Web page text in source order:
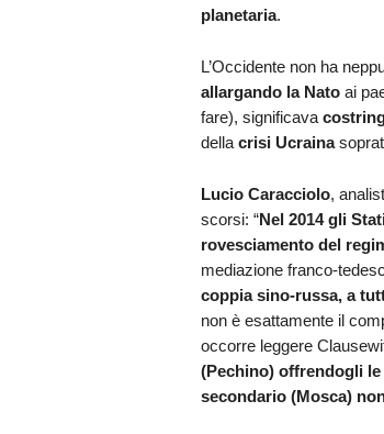
planetaria.
L’Occidente non ha
allargando la Natoai
fare), significava
della crisi Ucraina
Lucio Caracciolo,
scorsi: “Nel 2014 gli
rovesciamento del
mediazione franco-
coppia sino-russa, a
non è esattamente il
occorre leggere
(Pechino) offrendogli
secondario (Mosca)